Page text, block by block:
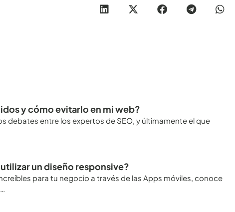
y cómo evitarlo en mi web?
debates entre los expertos de SEO, y últimamente el que
un diseño responsive?
para tu negocio a través de las Apps móviles, conoce